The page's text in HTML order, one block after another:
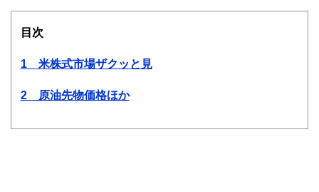
目次
1 米株式市場ザクッと見
2 原油先物価格ほか